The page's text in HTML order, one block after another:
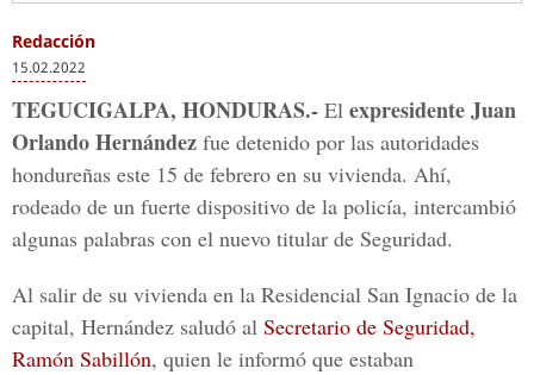
Redacción
15.02.2022
TEGUCIGALPA, HONDURAS.- El expresidente Juan
Orlando Hernández fue detenido por las autoridades
hondureñas este 15 de febrero en su vivienda. Ahí,
rodeado de un fuerte dispositivo de la policía, intercambió
algunas palabras con el nuevo titular de Seguridad.
Al salir de su vivienda en la Residencial San Ignacio de la
capital, Hernández saludó al Secretario de Seguridad,
Ramón Sabillón, quien le informó que estaban